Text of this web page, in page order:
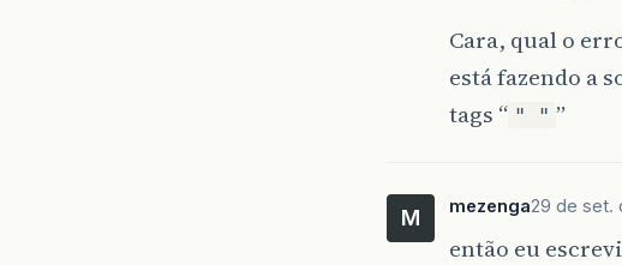
}
Cara, qual o
está fazendo a
tags “ " " ”
M mezenga29 de set.
então eu